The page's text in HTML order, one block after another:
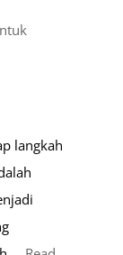
langkah